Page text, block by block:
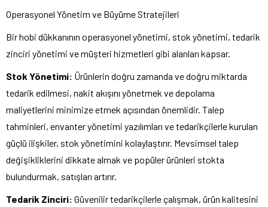
Operasyonel Yönetim ve Büyüme Stratejileri
Bir hobi dükkanının operasyonel yönetimi, stok yönetimi, tedarik
zinciri yönetimi ve müşteri hizmetleri gibi alanları kapsar.
Stok Yönetimi: Ürünlerin doğru zamanda ve doğru miktarda
tedarik edilmesi, nakit akışını yönetmek ve depolama
maliyetlerini minimize etmek açısından önemlidir. Talep
tahminleri, envanter yönetimi yazılımları ve tedarikçilerle kurulan
güçlü ilişkiler, stok yönetimini kolaylaştırır. Mevsimsel talep
değişikliklerini dikkate almak ve popüler ürünleri stokta
bulundurmak, satışları artırır.
Tedarik Zinciri: Güvenilir tedarikçilerle çalışmak, ürün kalitesini